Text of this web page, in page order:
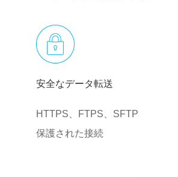
安全なデータ転送
HTTPS、FTPS、SFTP
保護された接続